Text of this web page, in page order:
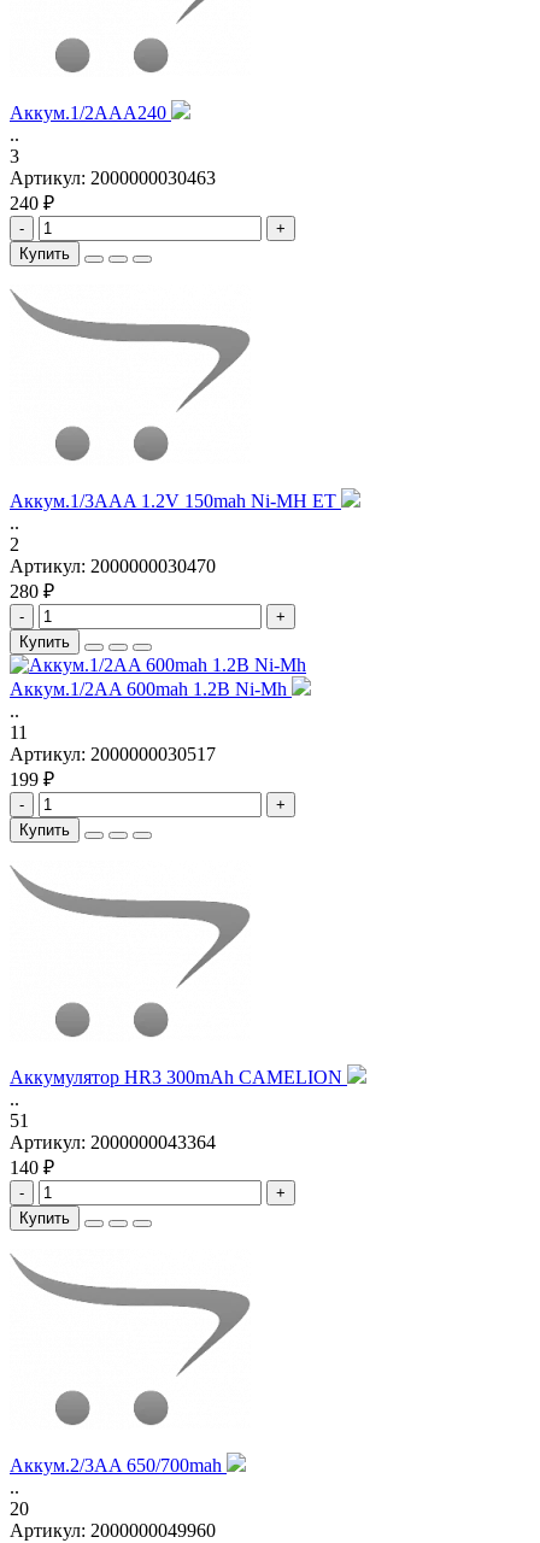
Аккум.1/2AAA240
..
3
Артикул: 2000000030463
240 ₽
-
+
Купить
Аккум.1/3AAA 1.2V 150mah Ni-MH ET
..
2
Артикул: 2000000030470
280 ₽
-
+
Купить
Аккум.1/2AA 600mah 1.2В Ni-Mh
..
11
Артикул: 2000000030517
199 ₽
-
+
Купить
Аккумулятор HR3 300mAh CAMELION
..
51
Артикул: 2000000043364
140 ₽
-
+
Купить
Аккум.2/3AA 650/700mah
..
20
Артикул: 2000000049960